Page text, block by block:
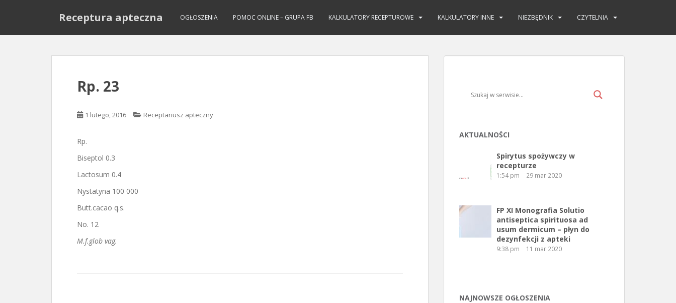
Receptura apteczna OGŁOSZENIA POMOC ONLINE – GRUPA FB KALKULATORY RECEPTUROWE KALKULATORY INNE NIEZBĘDNIK CZYTELNIA
Rp. 23
1 lutego, 2016 Receptariusz apteczny
Rp.
Biseptol 0.3
Lactosum 0.4
Nystatyna 100 000
Butt.cacao q.s.
No. 12
M.f.glob vag.
AKTUALNOŚCI
Spirytus spożywczy w
recepturze
1:54 pm 29 mar 2020
FP XI Monografia Solutio
antiseptica spirituosa ad
usum dermicum – płyn do
dezynfekcji z apteki
9:38 pm 11 mar 2020
NAJNOWSZE OGŁOSZENIA